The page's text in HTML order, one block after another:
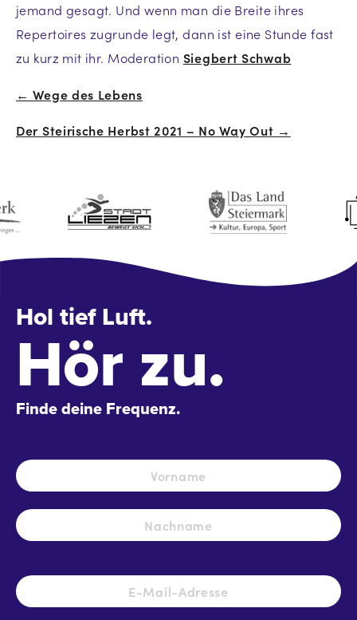
jemand gesagt. Und wenn man die Breite ihres
Repertoires zugrunde legt, dann ist eine Stunde fast
zu kurz mit ihr. Moderation Siegbert Schwab
Beitrags-
Navigation
← Wege des Lebens
Der Steirische Herbst 2021 – No Way Out →
Hol tief Luft.
Hör zu.
Finde deine Frequenz.
Name *
E-
Mail-